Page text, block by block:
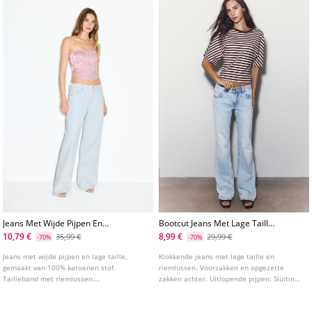
Jeans Met Wijde Pijpen En
Lage Taille
10,79 € -70% 35,99 €
Jeans met wijde pijpen en lage taille,
gemaakt van 100% katoenen stof.
Tailleband met riemlussen.
Bootcut Jeans Met Lage Taille
L07364590
8,99 € -70% 29,99 €
Klokkende jeans met lage taille en
riemlussen. Voorzakken en opgezette
zakken achter. Uitlopende pijpen. Sluiting